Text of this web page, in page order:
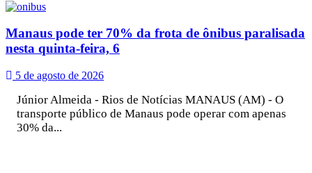
Manaus pode ter 70% da frota de ônibus paralisada
nesta quinta-feira, 6
5 de agosto de 2026
Júnior Almeida - Rios de Notícias MANAUS (AM) - O
transporte público de Manaus pode operar com apenas
30% da...